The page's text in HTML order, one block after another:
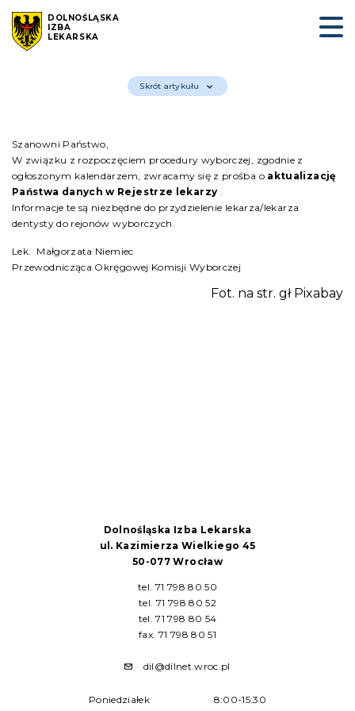
DOLNOŚLĄSKA
IZBA
LEKARSKA
Skrót artykułu
Szanowni Państwo,
W związku z rozpoczęciem procedury wyborczej, zgodnie z
ogłoszonym kalendarzem, zwracamy się z prośba o aktualizację
Państwa danych w Rejestrze lekarzy .
Informacje te są niezbędne do przydzielenie lekarza/lekarza
dentysty do rejonów wyborczych.
Lek. Małgorzata Niemiec
Przewodnicząca Okręgowej Komisji Wyborczej
Fot. na str. gł Pixabay
Dolnośląska Izba Lekarska
ul. Kazimierza Wielkiego 45
50-077 Wrocław
tel. 71 798 80 50
tel. 71 798 80 52
tel. 71 798 80 54
fax. 71 798 80 51
dil@dilnet.wroc.pl
Poniedziałek
8:00-15:30